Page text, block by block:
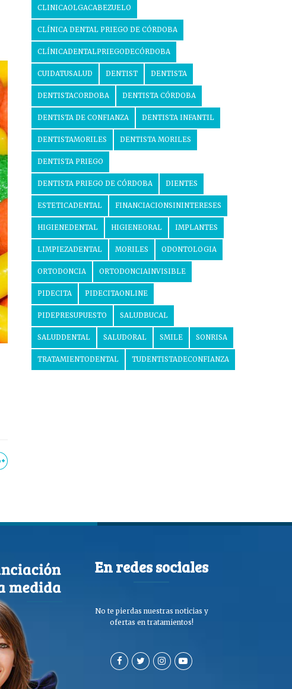
CLINICAOLGACABEZUELO
CLÍNICA DENTAL PRIEGO DE CÓRDOBA
CLÍNICADENTALPRIEGODECÓRDOBA
CUIDATUSALUD DENTIST DENTISTA
DENTISTACORDOBA DENTISTA CÓRDOBA
DENTISTA DE CONFIANZA DENTISTA INFANTIL
DENTISTAMORILES DENTISTA MORILES
DENTISTA PRIEGO
DENTISTA PRIEGO DE CÓRDOBA DIENTES
ESTETICADENTAL FINANCIACIONSININTERESES
HIGIENEDENTAL HIGIENEORAL IMPLANTES
LIMPIEZADENTAL MORILES ODONTOLOGIA
ORTODONCIA ORTODONCIAINVISIBLE
PIDECITA PIDECITAONLINE
PIDEPRESUPUESTO SALUDBUCAL
SALUDDENTAL SALUDORAL SMILE SONRISA
TRATAMIENTODENTAL TUDENTISTADECONFIANZA
En redes sociales
No te pierdas nuestras noticias y
ofertas en tratamientos!